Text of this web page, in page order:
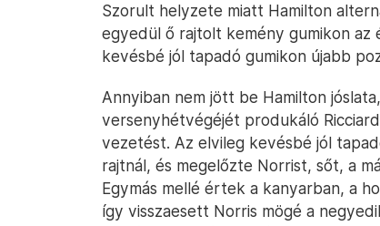
Szorult helyzete miatt Hamilton
egyedül ő rajtolt kemény gumikon
kevésbé jól tapadó gumikon újabb
Annyiban nem jött be Hamilton
versenyhétvégéjét produkáló
vezetést. Az elvileg kevésbé jól
rajtnál, és megelőzte Norrist, sőt, a
Egymás mellé értek a kanyarban, a
így visszaesett Norris mögé a